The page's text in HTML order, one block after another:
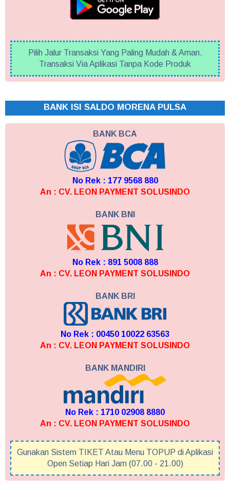
Pilih Jalur Transaksi Yang Paling Mudah & Aman.
Transaksi Via Aplikasi Tanpa Kode Produk
BANK ISI SALDO MORENA PULSA
BANK BCA
No Rek : 177 9568 880
An : CV. LEON PAYMENT SOLUSINDO
BANK BNI
No Rek : 891 5008 888
An : CV. LEON PAYMENT SOLUSINDO
BANK BRI
No Rek : 00450 10022 63563
An : CV. LEON PAYMENT SOLUSINDO
BANK MANDIRI
No Rek : 1710 02908 8880
An : CV. LEON PAYMENT SOLUSINDO
Gunakan Sistem TIKET Atau Menu TOPUP di Aplikasi
Open Setiap Hari Jam (07.00 - 21.00)